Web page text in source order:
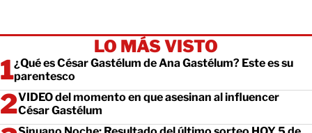
LO MÁS VISTO
¿Qué es César Gastélum de Ana Gastélum? Este es su
parentesco
VIDEO del momento en que asesinan al influencer
César Gastélum